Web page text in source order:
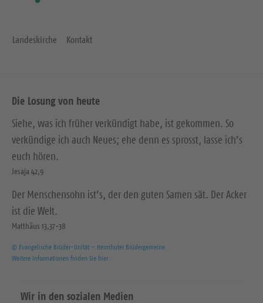
Landeskirche Kontakt
Die Losung von heute
Siehe, was ich früher verkündigt habe, ist gekommen. So
verkündige ich auch Neues; ehe denn es sprosst, lasse ich’s
euch hören.
Jesaja 42,9
Der Menschensohn ist’s, der den guten Samen sät. Der Acker
ist die Welt.
Matthäus 13,37-38
© Evangelische Brüder-Unität – Herrnhuter Brüdergemeine
Weitere Informationen finden Sie hier
Wir in den sozialen Medien